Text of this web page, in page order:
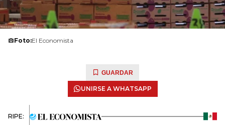
Foto:El Economista
GUARDAR
UNIRSE A WHATSAPP
RIPE: